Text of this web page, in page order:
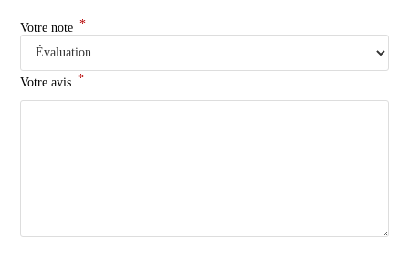
Votre note *
Votre avis *